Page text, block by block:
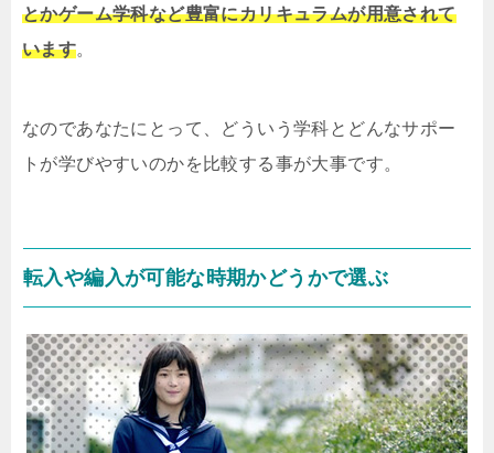
とかゲーム学科など豊富にカリキュラムが用意されて
います。
なのであなたにとって、どういう学科とどんなサポー
トが学びやすいのかを比較する事が大事です。
転入や編入が可能な時期かどうかで選ぶ